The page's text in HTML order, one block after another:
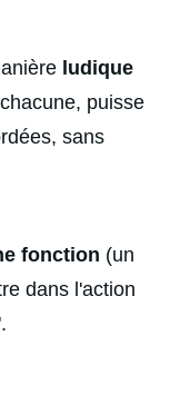
ludique
puisse
sans
fonction (un
dans l'action